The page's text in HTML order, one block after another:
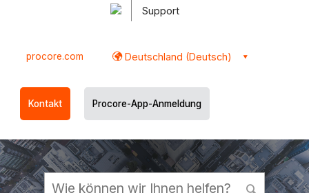
Support
procore.com Deutschland (Deutsch)
Kontakt Procore-App-Anmeldung